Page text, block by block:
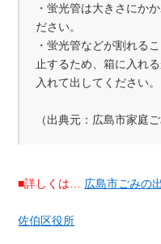
・蛍光管は大きさにか
ださい。
・蛍光管などが割れる
止するため、箱に入れ
入れて出してください。
（出典元：広島市家庭
■詳しくは… 広島市ごみの
佐伯区役所